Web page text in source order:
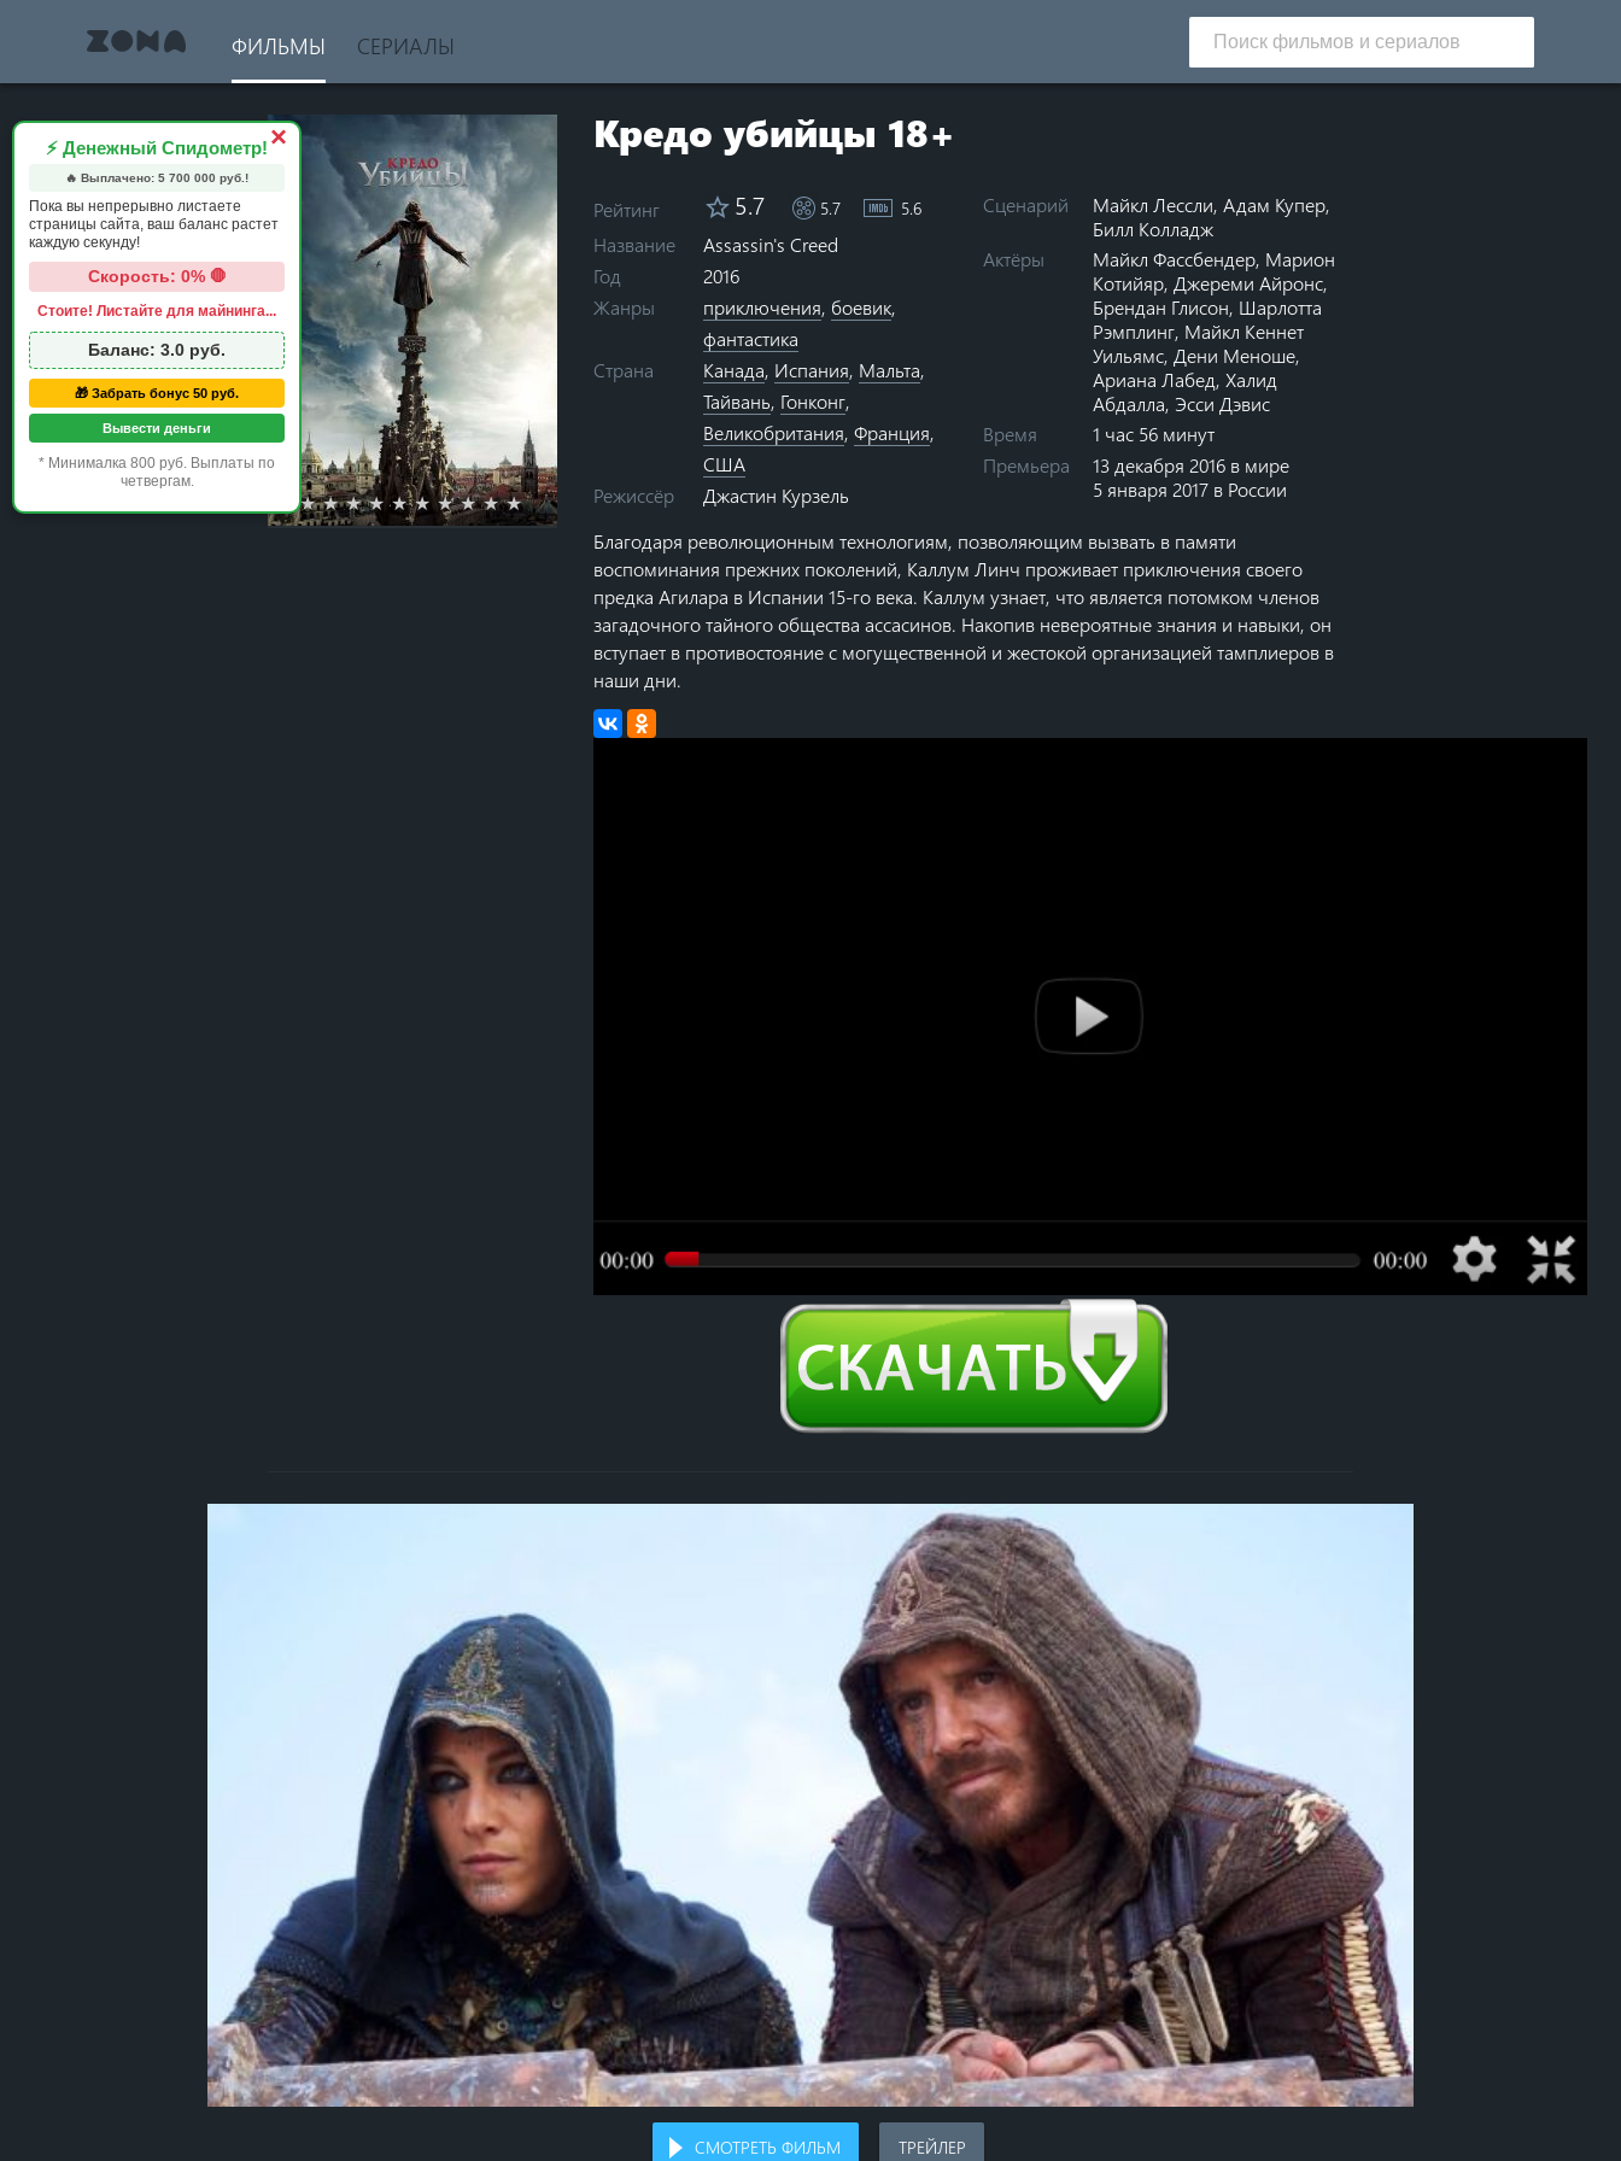
ФИЛЬМЫ СЕРИАЛЫ
10 stars
9 stars
8 stars
7 stars
6 stars
5 stars
4 stars
3 stars
2 stars
1 star
Кредо убийцы 18+
Рейтинг 5.7 5.7 5.6
Название
Assassin's Creed
Год
2016
Жанры
приключения, боевик,
фантастика
Страна
Канада, Испания, Мальта,
Тайвань, Гонконг,
Великобритания, Франция,
США
Режиссёр
Джастин Курзель
Сценарий Майкл Лессли,Адам Купер,
Билл Колладж
Актёры
Майкл Фассбендер, Марион
Котийяр, Джереми Айронс,
Брендан Глисон, Шарлотта
Рэмплинг, Майкл Кеннет
Уильямс, Дени Меноше,
Ариана Лабед,Халид
Абдалла, Эсси Дэвис
Время
1 час 56 минут
Премьера
13 декабря 2016 в мире
5 января 2017 в России
Благодаря революционным технологиям, позволяющим вызвать в памяти
воспоминания прежних поколений, Каллум Линч проживает приключения своего
предка Агилара в Испании 15-го века. Каллум узнает, что является потомком членов
загадочного тайного общества ассасинов. Накопив невероятные знания и навыки, он
вступает в противостояние с могущественной и жестокой организацией тамплиеров в
наши дни.
СМОТРЕТЬ ФИЛЬМ ТРЕЙЛЕР
×
⚡ Денежный Спидометр!
🔥 Выплачено: 5 700 000 руб.!
Пока вы непрерывно листаете
страницы сайта, ваш баланс растет
каждую секунду!
Скорость: 0% 🛑
Стоите! Листайте для майнинга...
Баланс: 3.0 руб.
🎁 Забрать бонус 50 руб.
Вывести деньги
* Минималка 800 руб. Выплаты по
четвергам.